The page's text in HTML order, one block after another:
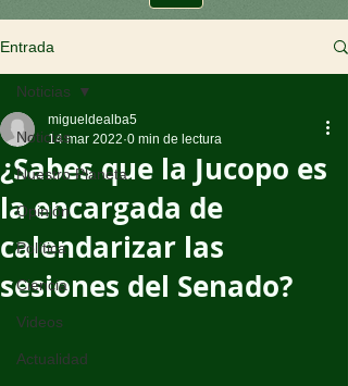
Entrada
Noticias
Nuestro Planeta
Opinión
Política
Ciencia
Videos
Actualidad
Noticias
¿Sabes que la Jucopo es
la encargada de
calendarizar las
sesiones del Senado?
migueldealba5
14 mar 2022 0 min de lectura